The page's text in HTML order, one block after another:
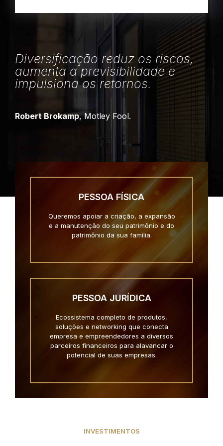
Diversificação reduz os riscos,
aumenta a previsibilidade e
impulsiona os retornos.
Robert Brokamp, Motley Fool.
PESSOA FÍSICA
Queremos apoiar a criação, a expansão
e a manutenção do seu patrimônio e do
patrimônio da sua família.
PESSOA JURÍDICA
Ecossistema completo de produtos,
soluções e networking que conecta
empresa e empreendedores a diversos
parceiros financeiros para alavancar o
potencial de suas empresas.
INVESTIMENTOS